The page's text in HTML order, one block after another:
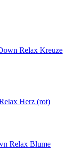
Relax Kreuze
Herz (rot)
Relax Blume